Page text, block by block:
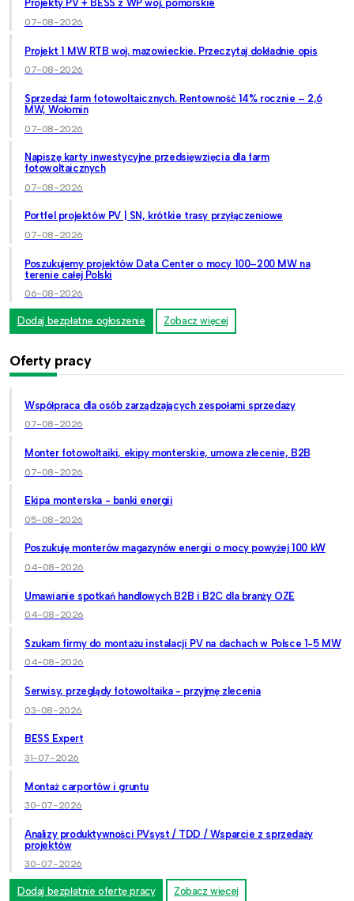
Projekty PV + BESS z WP woj. pomorskie
07-08-2026
Projekt 1 MW RTB woj. mazowieckie. Przeczytaj dokładnie opis
07-08-2026
Sprzedaż farm fotowoltaicznych. Rentowność 14% rocznie – 2,6
MW, Wołomin
07-08-2026
Napiszę karty inwestycyjne przedsięwzięcia dla farm
fotowoltaicznych
07-08-2026
Portfel projektów PV | SN, krótkie trasy przyłączeniowe
07-08-2026
Poszukujemy projektów Data Center o mocy 100–200 MW na
terenie całej Polski
06-08-2026
Dodaj bezpłatne ogłoszenie Zobacz więcej
Oferty pracy
Współpraca dla osób zarządzających zespołami sprzedaży
07-08-2026
Monter fotowoltaiki, ekipy monterskie, umowa zlecenie, B2B
07-08-2026
Ekipa monterska - banki energii
05-08-2026
Poszukuję monterów magazynów energii o mocy powyżej 100 kW
04-08-2026
Umawianie spotkań handlowych B2B i B2C dla branży OZE
04-08-2026
Szukam firmy do montażu instalacji PV na dachach w Polsce 1-5 MW
04-08-2026
Serwisy, przeglądy fotowoltaika - przyjmę zlecenia
03-08-2026
BESS Expert
31-07-2026
Montaż carportów i gruntu
30-07-2026
Analizy produktywności PVsyst / TDD / Wsparcie z sprzedaży
projektów
30-07-2026
Dodaj bezpłatnie ofertę pracy Zobacz więcej